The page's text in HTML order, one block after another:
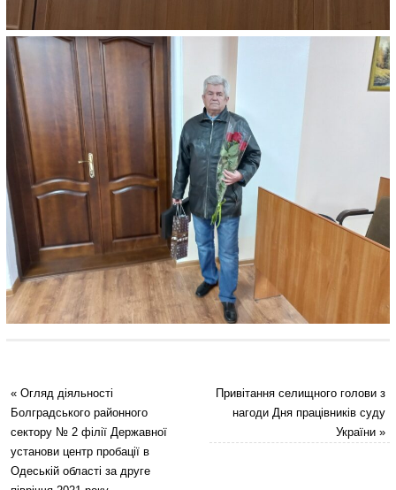
«Огляд діяльності
Болградського районного
сектору № 2 філії Державної
установи центр пробації в
Одеській області за друге
Привітання селищного голови з
нагоди Дня працівників суду
України»